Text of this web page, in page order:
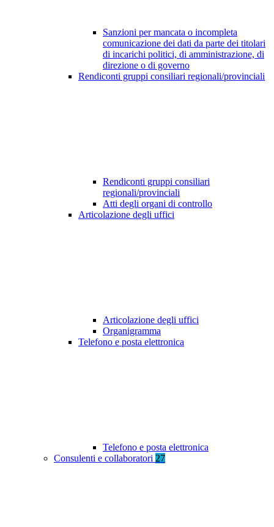
Sanzioni per mancata o incompleta
comunicazione dei dati da parte dei titolari
di incarichi politici, di amministrazione, di
direzione o di governo
Rendiconti gruppi consiliari regionali/provinciali
Rendiconti gruppi consiliari
regionali/provinciali
Atti degli organi di controllo
Articolazione degli uffici
Articolazione degli uffici
Organigramma
Telefono e posta elettronica
Telefono e posta elettronica
Consulenti e collaboratori 27